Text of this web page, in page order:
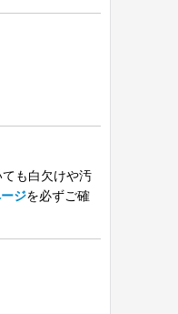
も白欠けや汚
ジを必ずご確